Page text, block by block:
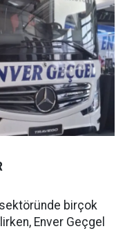
sektöründe birçok
Enver Geçgel